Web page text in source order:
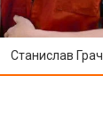
Станислав Грач